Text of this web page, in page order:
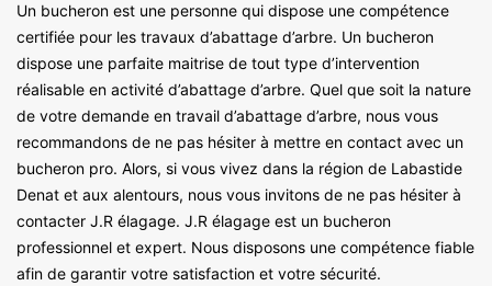
Un bucheron est une personne qui dispose une compétence
certifiée pour les travaux d’abattage d’arbre. Un bucheron
dispose une parfaite maitrise de tout type d’intervention
réalisable en activité d’abattage d’arbre. Quel que soit la nature
de votre demande en travail d’abattage d’arbre, nous vous
recommandons de ne pas hésiter à mettre en contact avec un
bucheron pro. Alors, si vous vivez dans la région de Labastide
Denat et aux alentours, nous vous invitons de ne pas hésiter à
contacter J.R élagage. J.R élagage est un bucheron
professionnel et expert. Nous disposons une compétence fiable
afin de garantir votre satisfaction et votre sécurité.